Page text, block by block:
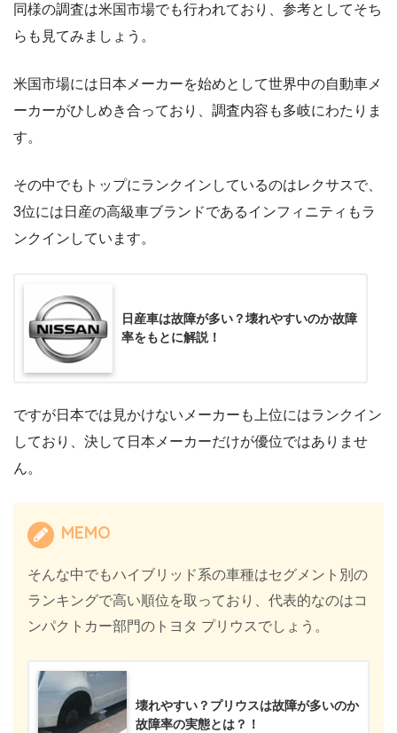
同様の調査は米国市場でも行われており、参考としてそち
らも見てみましょう。
米国市場には日本メーカーを始めとして世界中の自動車メ
ーカーがひしめき合っており、調査内容も多岐にわたりま
す。
その中でもトップにランクインしているのはレクサスで、
3位には日産の高級車ブランドであるインフィニティもラ
ンクインしています。
日産車は故障が多い？壊れやすいのか故障
率をもとに解説！
ですが日本では見かけないメーカーも上位にはランクイン
しており、決して日本メーカーだけが優位ではありませ
ん。
MEMO
そんな中でもハイブリッド系の車種はセグメント別の
ランキングで高い順位を取っており、代表的なのはコ
ンパクトカー部門のトヨタ プリウスでしょう。
壊れやすい？プリウスは故障が多いのか
故障率の実態とは？！